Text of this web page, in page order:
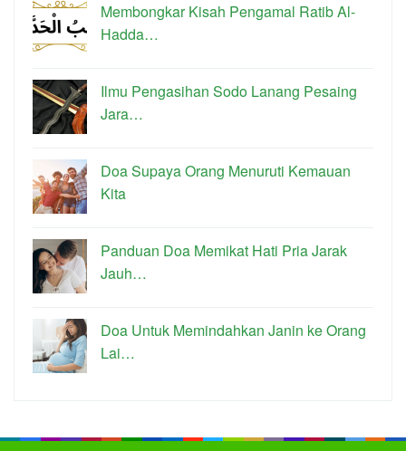
Membongkar Kisah Pengamal Ratib Al-
Hadda…
Ilmu Pengasihan Sodo Lanang Pesaing
Jara…
Doa Supaya Orang Menuruti Kemauan
Kita
Panduan Doa Memikat Hati Pria Jarak
Jauh…
Doa Untuk Memindahkan Janin ke Orang
Lai…